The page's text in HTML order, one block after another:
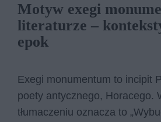
Motyw exegi
literaturze –
epok
Exegi monumentum to incipit
poety antycznego, Horacego.
tłumaczeniu oznacza to